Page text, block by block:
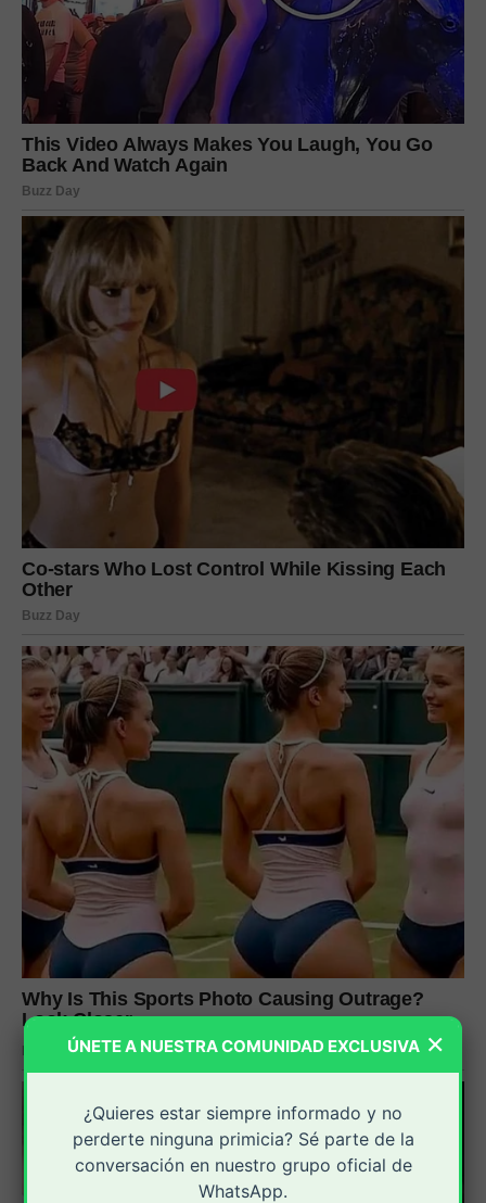
×
ÚNETE A NUESTRA COMUNIDAD EXCLUSIVA
¿Quieres estar siempre informado y no
perderte ninguna primicia? Sé parte de la
conversación en nuestro grupo oficial de
WhatsApp.